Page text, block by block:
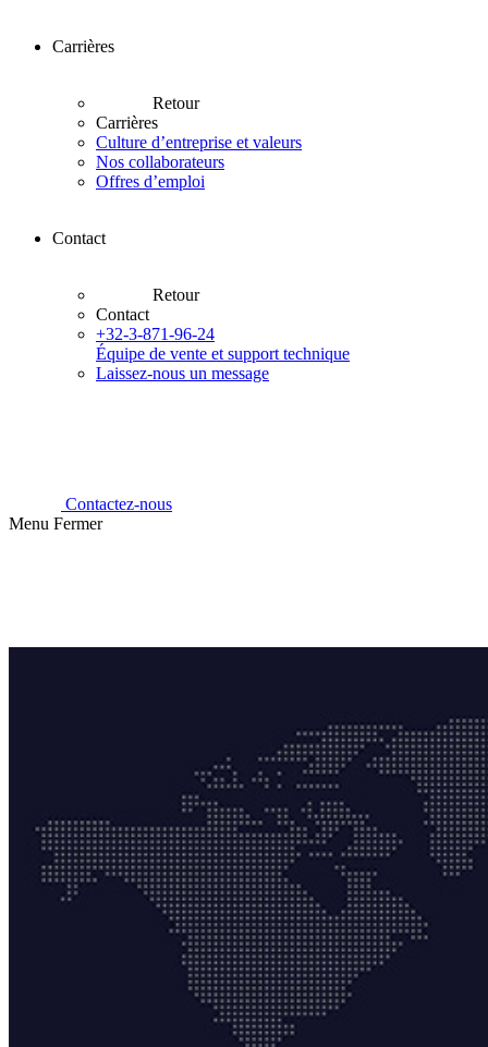
Carrières
Retour
Carrières
Culture d’entreprise et valeurs
Nos collaborateurs
Offres d’emploi
Contact
Retour
Contact
+32-3-871-96-24
Équipe de vente et support technique
Laissez-nous un message
Contactez-nous
Menu Fermer